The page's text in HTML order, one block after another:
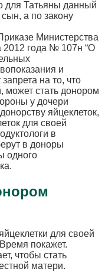
для Татьяны данный
а по закону
Министерства
2012 года № 107н “О
и
на то, что
может стать донором
у дочери
яйцеклеток,
для своей
в
в доноры
одного
для своей
покажет.
чтобы стать
матери.